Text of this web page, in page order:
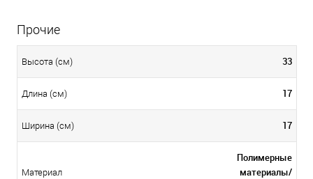
Прочие
Высота (см) 33
Длина (см) 17
Ширина (см) 17
Материал
Полимерные
материалы/